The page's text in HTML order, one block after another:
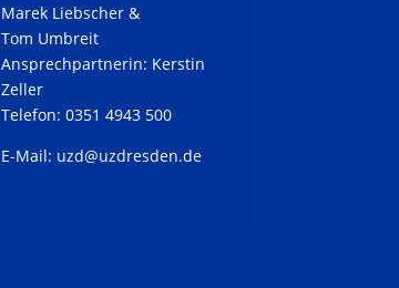
Marek Liebscher &
Tom Umbreit
Ansprechpartnerin: Kerstin
Zeller
Telefon: 0351 4943 500
E-Mail: uzd@uzdresden.de